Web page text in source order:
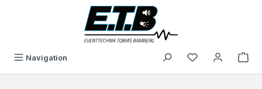
Navigation Du hast 0